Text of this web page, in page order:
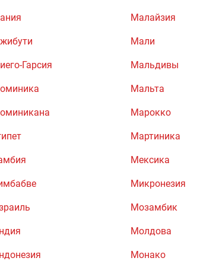
Гарсия
Малайзия
Мали
Мальдивы
Мальта
Марокко
Мартиника
Мексика
Микронезия
Мозамбик
Молдова
Монако